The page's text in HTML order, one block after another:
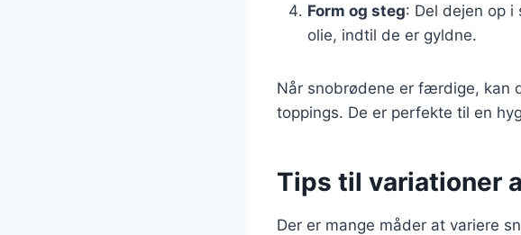
Form og steg: Del dejen op
olie, indtil de er gyldne.
Når snobrødene er færdige, kan
toppings. De er perfekte til en
Tips til variationer
Der er mange måder at variere